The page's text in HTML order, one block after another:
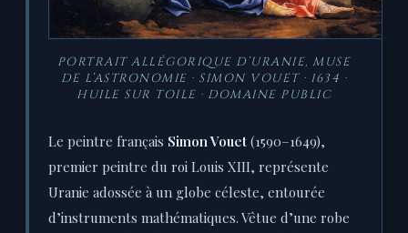
PORTRAIT ALLÉGORIQUE D’URANIE, MUSE
DE L’ASTRONOMIE · SIMON VOUET · 1634 ·
HUILE SUR TOILE · DOMAINE PUBLIC
Le peintre français Simon Vouet (1590–1649),
premier peintre du roi Louis XIII, représente
Uranie adossée à un globe céleste, entourée
d’instruments mathématiques. Vêtue d’une robe